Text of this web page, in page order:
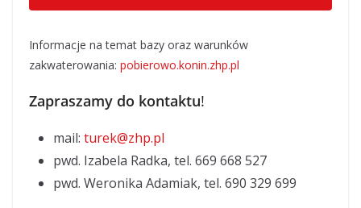
Informacje na temat bazy oraz warunków
zakwaterowania: pobierowo.konin.zhp.pl
Zapraszamy do kontaktu!
mail: turek@zhp.pl
pwd. Izabela Radka, tel. 669 668 527
pwd. Weronika Adamiak, tel. 690 329 699